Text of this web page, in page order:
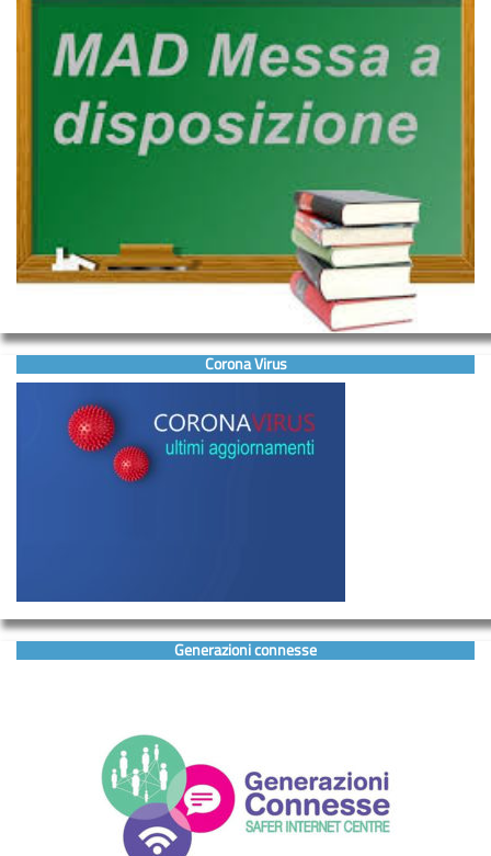
Corona Virus
Generazioni connesse